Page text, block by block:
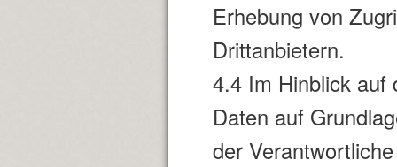
Erhebung von
Drittanbietern.
4.4 Im Hinblick auf
Daten auf
der